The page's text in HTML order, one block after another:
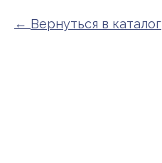
Вернуться в каталог